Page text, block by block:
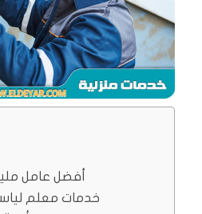
أفضل عامل
خدمات معلم